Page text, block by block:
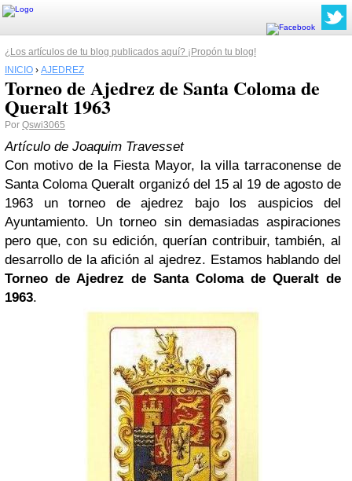
¿Los artículos de tu blog publicados aquí? ¡Propón tu blog!
INICIO › AJEDREZ
Torneo de Ajedrez de Santa Coloma de
Queralt 1963
Por Qswi3065
Artículo de Joaquim Travesset
Con motivo de la Fiesta Mayor, la villa tarraconense de
Santa Coloma Queralt organizó del 15 al 19 de agosto de
1963 un torneo de ajedrez bajo los auspicios del
Ayuntamiento. Un torneo sin demasiadas aspiraciones
pero que, con su edición, querían contribuir, también, al
desarrollo de la afición al ajedrez. Estamos hablando del
Torneo de Ajedrez de Santa Coloma de Queralt de
1963.